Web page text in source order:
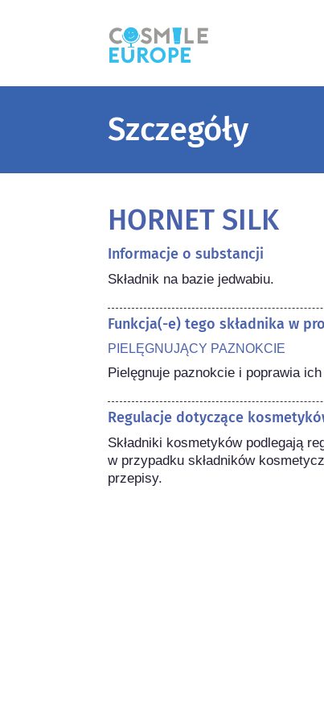
Szczegóły
HORNET SILK
Informacje o substancji
Składnik na bazie jedwabiu.
Funkcja(-e) tego składnika w
PIELĘGNUJĄCY PAZNOKCIE
Pielęgnuje paznokcie i poprawia
Regulacje dotyczące
Składniki kosmetyków podlegają
w przypadku składników
przepisy.